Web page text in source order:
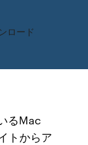
ロード
るMac
トからア